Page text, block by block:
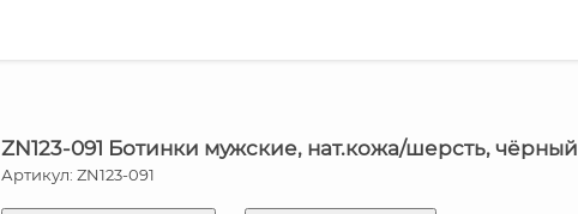
ZN123-091 Ботинки мужские, нат.кожа/шерсть, чёрный
Артикул: ZN123-091